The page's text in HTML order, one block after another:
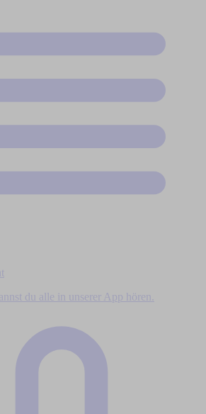
du alle in unserer App hören.